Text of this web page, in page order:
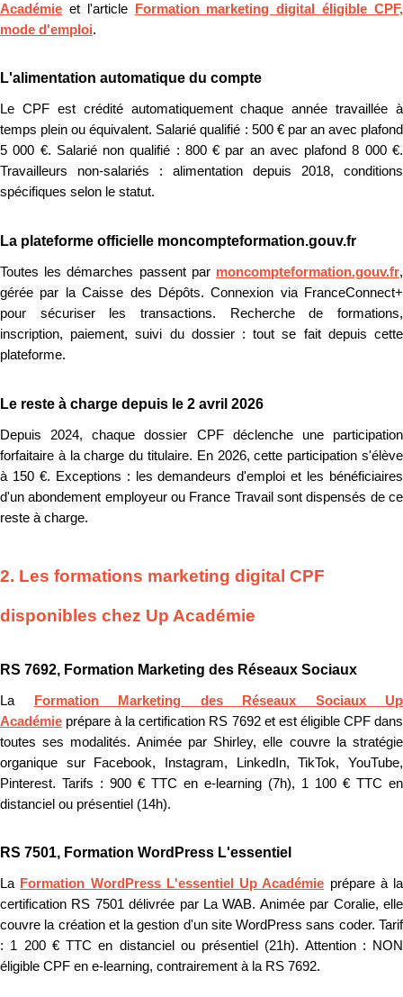
Académie et l'article Formation marketing digital éligible CPF,
mode d'emploi.
L'alimentation automatique du compte
Le CPF est crédité automatiquement chaque année travaillée à
temps plein ou équivalent. Salarié qualifié : 500 € par an avec plafond
5 000 €. Salarié non qualifié : 800 € par an avec plafond 8 000 €.
Travailleurs non-salariés : alimentation depuis 2018, conditions
spécifiques selon le statut.
La plateforme officielle moncompteformation.gouv.fr
Toutes les démarches passent par moncompteformation.gouv.fr,
gérée par la Caisse des Dépôts. Connexion via FranceConnect+
pour sécuriser les transactions. Recherche de formations,
inscription, paiement, suivi du dossier : tout se fait depuis cette
plateforme.
Le reste à charge depuis le 2 avril 2026
Depuis 2024, chaque dossier CPF déclenche une participation
forfaitaire à la charge du titulaire. En 2026, cette participation s'élève
à 150 €. Exceptions : les demandeurs d'emploi et les bénéficiaires
d'un abondement employeur ou France Travail sont dispensés de ce
reste à charge.
2. Les formations marketing digital CPF
disponibles chez Up Académie
RS 7692, Formation Marketing des Réseaux Sociaux
La
Formation Marketing des Réseaux Sociaux Up
Académie prépare à la certification RS 7692 et est éligible CPF dans
toutes ses modalités. Animée par Shirley, elle couvre la stratégie
organique sur Facebook, Instagram, LinkedIn, TikTok, YouTube,
Pinterest. Tarifs : 900 € TTC en e-learning (7h), 1 100 € TTC en
distanciel ou présentiel (14h).
RS 7501, Formation WordPress L'essentiel
La Formation WordPress L'essentiel Up Académie prépare à la
certification RS 7501 délivrée par La WAB. Animée par Coralie, elle
couvre la création et la gestion d'un site WordPress sans coder. Tarif
: 1 200 € TTC en distanciel ou présentiel (21h). Attention : NON
éligible CPF en e-learning, contrairement à la RS 7692.